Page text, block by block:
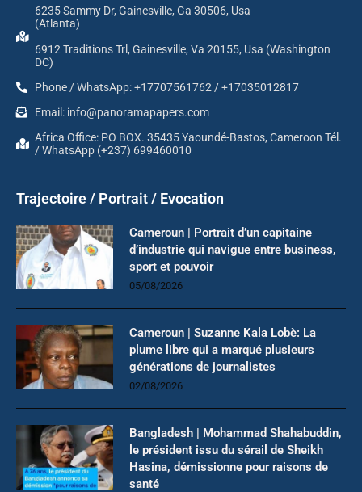
6235 Sammy Dr, Gainesville, Ga 30506, Usa
(Atlanta)
6912 Traditions Trl, Gainesville, Va 20155, Usa (Washington
DC)
Phone / WhatsApp: +17707561762 / +17035012817
Email: info@panoramapapers.com
Africa Office: PO BOX. 35435 Yaoundé-Bastos, Cameroon Tél.
/ WhatsApp (+237) 699460010
Trajectoire / Portrait / Evocation
Cameroun | Portrait d’un capitaine
d’industrie qui navigue entre business,
sport et pouvoir
05/08/2026
Cameroun | Suzanne Kala Lobè: La
plume libre qui a marqué plusieurs
générations de journalistes
02/08/2026
Bangladesh | Mohammad Shahabuddin,
le président issu du sérail de Sheikh
Hasina, démissionne pour raisons de
santé